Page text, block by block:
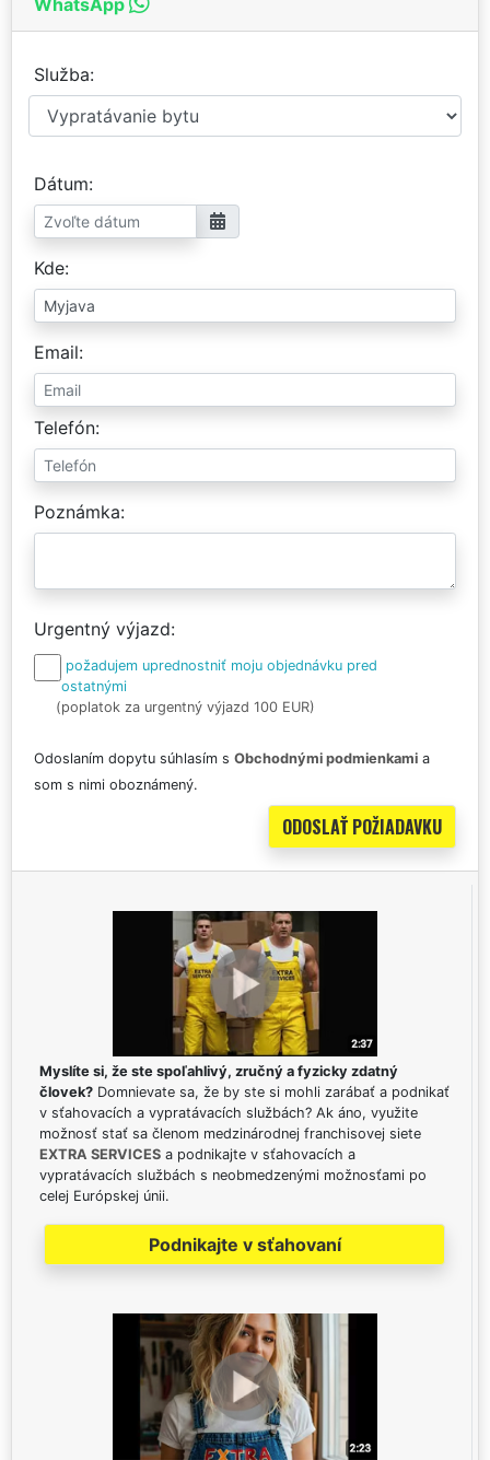
Služba
Dátum
Kde
Email
Telefón
Poznámka
Urgentný výjazd
požadujem uprednostniť moju objednávku pred
ostatnými
(poplatok za urgentný výjazd 100 EUR)
Odoslaním dopytu súhlasím s Obchodnými podmienkami a
som s nimi oboznámený.
Myslíte si, že ste spoľahlivý, zručný a fyzicky zdatný
človek? Domnievate sa, že by ste si mohli zarábať a podnikať
v sťahovacích a vypratávacích službách? Ak áno, využite
možnosť stať sa členom medzinárodnej franchisovej siete
EXTRA SERVICES a podnikajte v sťahovacích a
vypratávacích službách s neobmedzenými možnosťami po
celej Európskej únii.
Podnikajte v sťahovaní